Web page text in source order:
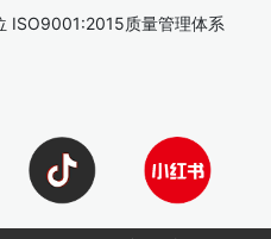
ISO9001:2015质量管理体系